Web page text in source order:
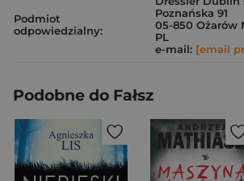
Podmiot
odpowiedzialny:
Poznańska 91
05-850 Ożarów
PL
e-mail: [email
Podobne do Fałsz